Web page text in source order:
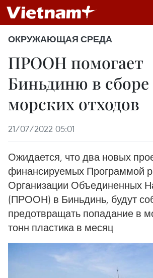
ОКРУЖАЮЩАЯ СРЕДА
ПРООН помогает
Биньдиню в сборе
морских отходов
21/07/2022 05:01
Ожидается, что два новых
финансируемых Программой
Организации Объединенных
(ПРООН) в Биньдинь, будут
предотвращать попадание в
тонн пластика в месяц